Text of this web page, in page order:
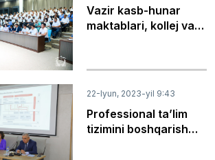
Vazir kasb-hunar
maktablari, kollej va
muloqot qildi
22-Iyun, 2023-yil 9:43
Professional ta’lim
tizimini boshqarish